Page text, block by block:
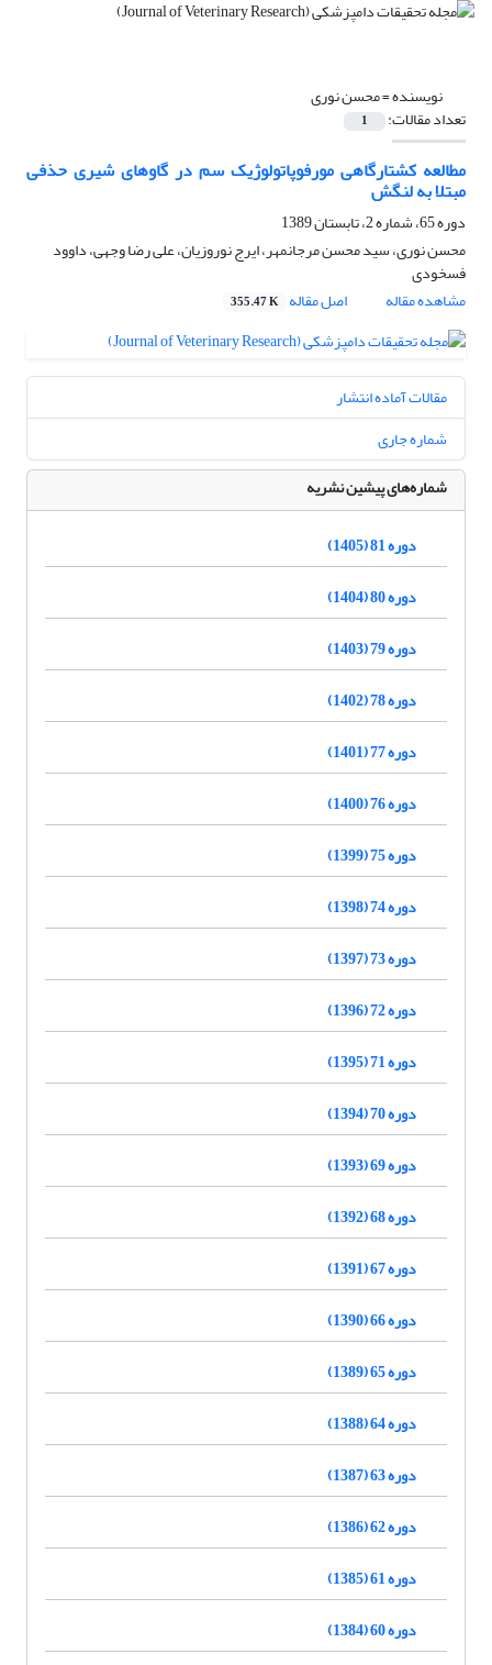
نویسنده =محسن نوری
تعداد مقالات: 1
مطالعه کشتارگا‌هی مورفوپاتولوژیک سم در گاوهای شیری حذفی
مبتلا به لنگش
دوره 65، شماره 2، تابستان 1389
محسن نوری، سید محسن مرجانمهر، ایرج نوروزیان، علی رضا وجهی، داوود
فسخودی
مشاهده مقاله
اصل مقاله 355.47 K
مقالات آماده انتشار
شماره جاری
شماره‌های پیشین نشریه
دوره 81 (1405)
دوره 80 (1404)
دوره 79 (1403)
دوره 78 (1402)
دوره 77 (1401)
دوره 76 (1400)
دوره 75 (1399)
دوره 74 (1398)
دوره 73 (1397)
دوره 72 (1396)
دوره 71 (1395)
دوره 70 (1394)
دوره 69 (1393)
دوره 68 (1392)
دوره 67 (1391)
دوره 66 (1390)
دوره 65 (1389)
دوره 64 (1388)
دوره 63 (1387)
دوره 62 (1386)
دوره 61 (1385)
دوره 60 (1384)